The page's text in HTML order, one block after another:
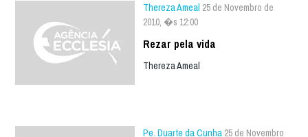
Thereza Ameal 25 de Novembro de
2010, �s 12:00
Rezar pela vida
Thereza Ameal
Pe. Duarte da Cunha 25 de Novembro